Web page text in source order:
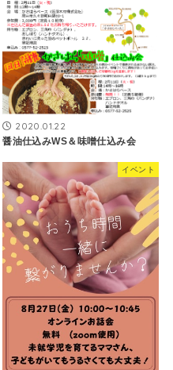
2020.01.22
醤油仕込みWS＆味噌仕込み会
イベント